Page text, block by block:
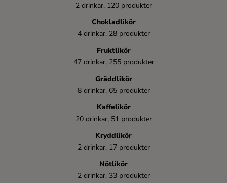
2 drinkar, 120 produkter
Chokladlikör
4 drinkar, 28 produkter
Fruktlikör
47 drinkar, 255 produkter
Gräddlikör
8 drinkar, 65 produkter
Kaffelikör
20 drinkar, 51 produkter
Kryddlikör
2 drinkar, 17 produkter
Nötlikör
2 drinkar, 33 produkter